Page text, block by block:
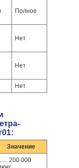
Полное
Нет
Нет
Нет
Значение
... 200 000